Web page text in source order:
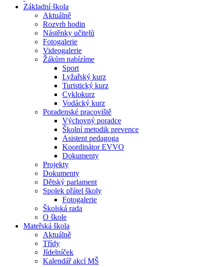
Základní škola
Aktuálně
Rozvrh hodin
Nástěnky učitelů
Fotogalerie
Videogalerie
Žákům nabízíme
Sport
Lyžařský kurz
Turistický kurz
Cyklokurz
Vodácký kurz
Poradenské pracoviště
Výchovný poradce
Školní metodik prevence
Asistent pedagoga
Koordinátor EVVO
Dokumenty
Projekty
Dokumenty
Dětský parlament
Spolek přátel školy
Fotogalerie
Školská rada
O škole
Mateřská škola
Aktuálně
Třídy
Jídelníček
Kalendář akcí MŠ